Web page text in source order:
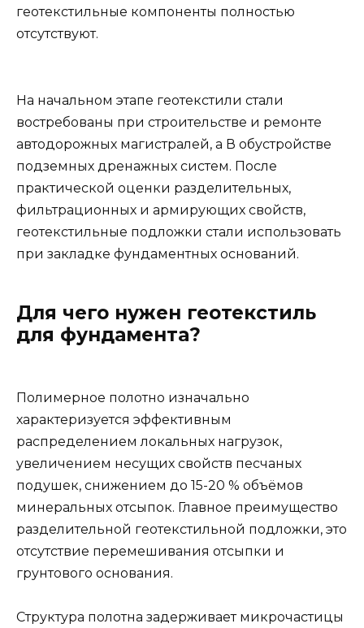
геотекстильные компоненты полностью
отсутствуют.
На начальном этапе геотекстили стали
востребованы при строительстве и ремонте
автодорожных магистралей, а В обустройстве
подземных дренажных систем. После
практической оценки разделительных,
фильтрационных и армирующих свойств,
геотекстильные подложки стали использовать
при закладке фундаментных оснований.
Для чего нужен геотекстиль
для фундамента?
Полимерное полотно изначально
характеризуется эффективным
распределением локальных нагрузок,
увеличением несущих свойств песчаных
подушек, снижением до 15-20 % объёмов
минеральных отсыпок. Главное преимущество
разделительной геотекстильной подложки, это
отсутствие перемешивания отсыпки и
грунтового основания.
Структура полотна задерживает микрочастицы